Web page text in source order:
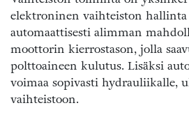
elektroninen vaihteiston hallinta
automaattisesti alimman
moottorin kierrostason, jolla
polttoaineen kulutus. Lisäksi
voimaa sopivasti hydrauliikalle,
vaihteistoon.